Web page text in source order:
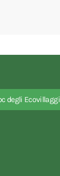
degli Ecovillaggi